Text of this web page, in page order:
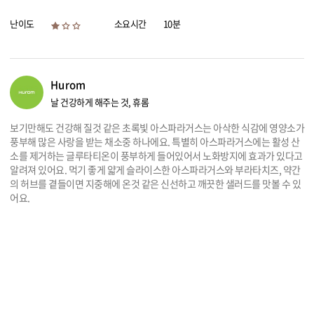
가전
난이도 소요시간 10분
Hurom
날 건강하게 해주는 것, 휴롬
보기만해도 건강해 질것 같은 초록빛 아스파라거스는 아삭한 식감에 영양소가
풍부해 많은 사랑을 받는 채소중 하나에요. 특별히 아스파라거스에는 활성 산
소를 제거하는 글루타티온이 풍부하게 들어있어서 노화방지에 효과가 있다고
알려져 있어요. 먹기 좋게 얇게 슬라이스한 아스파라거스와 부라타치즈, 약간
의 허브를 곁들이면 지중해에 온것 같은 신선하고 깨끗한 샐러드를 맛볼 수 있
어요.